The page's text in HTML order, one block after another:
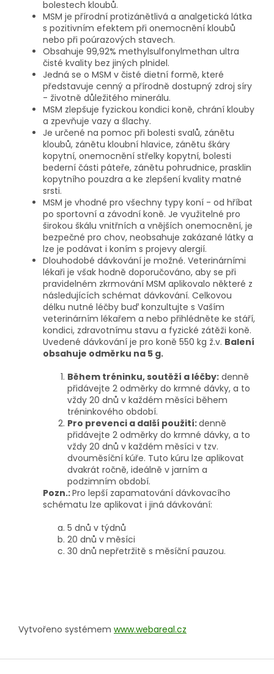
bolestech kloubů.
MSM je přírodní protizánětlivá a analgetická látka
s pozitivním efektem při onemocnění kloubů
nebo při poúrazových stavech.
Obsahuje 99,92% methylsulfonylmethan ultra
čisté kvality bez jiných plnidel.
Jedná se o MSM v čisté dietní formě, které
představuje cenný a přírodně dostupný zdroj síry
- životně důležitého minerálu.
MSM zlepšuje fyzickou kondici koně, chrání klouby
a zpevňuje vazy a šlachy.
Je určené na pomoc při bolesti svalů, zánětu
kloubů, zánětu kloubní hlavice, zánětu škáry
kopytní, onemocnění střelky kopytní, bolesti
bederní části páteře, zánětu pohrudnice, prasklin
kopytního pouzdra a ke zlepšení kvality matné
srsti.
MSM je vhodné pro všechny typy koní - od hříbat
po sportovní a závodní koně. Je využitelné pro
širokou škálu vnitřních a vnějších onemocnění, je
bezpečné pro chov, neobsahuje zakázané látky a
lze je podávat i koním s projevy alergií.
Dlouhodobé dávkování je možné. Veterinárními
lékaři je však hodně doporučováno, aby se při
pravidelném zkrmování MSM aplikovalo některé z
následujících schémat dávkování. Celkovou
délku nutné léčby buď konzultujte s Vaším
veterinárním lékařem a nebo přihlédněte ke stáří,
kondici, zdravotnímu stavu a fyzické zátěži koně.
Uvedené dávkování je pro koně 550 kg ž.v. Balení
obsahuje odměrku na 5 g.
Během tréninku, soutěží a léčby: denně
přidávejte 2 odměrky do krmné dávky, a to
vždy 20 dnů v každém měsíci během
tréninkového období.
Pro prevenci a další použití:denně
přidávejte 2 odměrky do krmné dávky, a to
vždy 20 dnů v každém měsíci v tzv.
dvouměsíční kúře. Tuto kúru lze aplikovat
dvakrát ročně, ideálně v jarním a
podzimním období.
Pozn.:Pro lepší zapamatování dávkovacího
schématu lze aplikovat i jiná dávkování:
5 dnů v týdnů
20 dnů v měsíci
30 dnů nepřetržitě s měsíční pauzou.
Vytvořeno systémem www.webareal.cz
Z